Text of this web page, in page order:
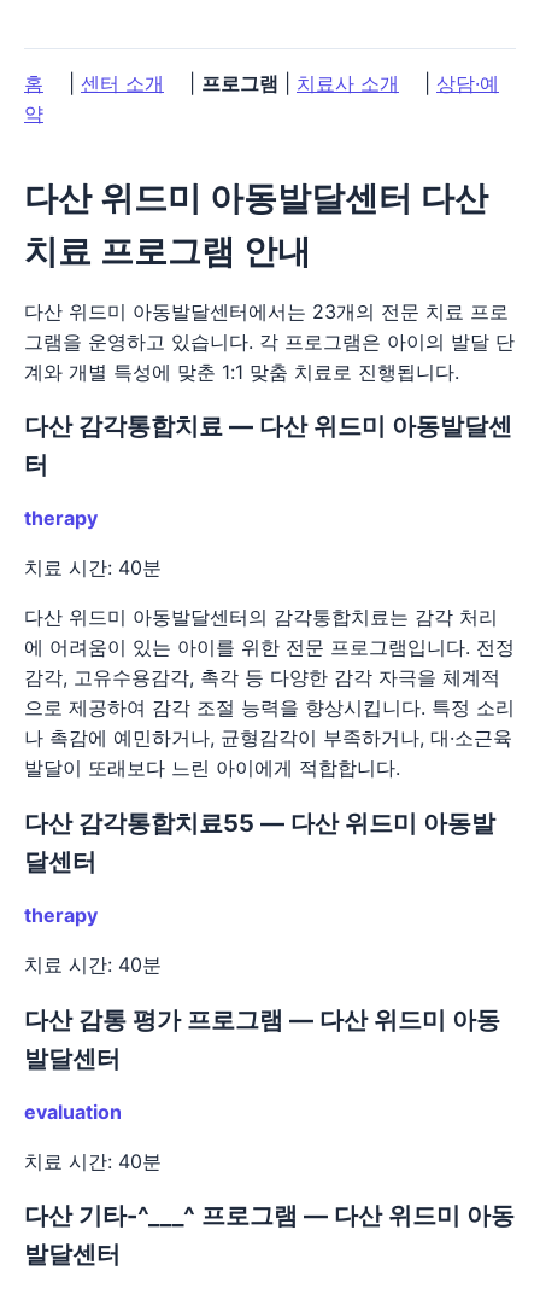
홈 센터 소개 프로그램 치료사 소개
상담·예
약
다산 위드미 아동발달센터 다산
치료 프로그램 안내
다산 위드미 아동발달센터에서는 23개의 전문 치료 프로
그램을 운영하고 있습니다. 각 프로그램은 아이의 발달 단
계와 개별 특성에 맞춘 1:1 맞춤 치료로 진행됩니다.
다산 감각통합치료 — 다산 위드미 아동발달센
터
therapy
치료 시간: 40분
다산 위드미 아동발달센터의 감각통합치료는 감각 처리
에 어려움이 있는 아이를 위한 전문 프로그램입니다. 전정
감각, 고유수용감각, 촉각 등 다양한 감각 자극을 체계적
으로 제공하여 감각 조절 능력을 향상시킵니다. 특정 소리
나 촉감에 예민하거나, 균형감각이 부족하거나, 대·소근육
발달이 또래보다 느린 아이에게 적합합니다.
다산 감각통합치료55 — 다산 위드미 아동발
달센터
therapy
치료 시간: 40분
다산 감통 평가 프로그램 — 다산 위드미 아동
발달센터
evaluation
치료 시간: 40분
다산 기타-^___^ 프로그램 — 다산 위드미 아동
발달센터